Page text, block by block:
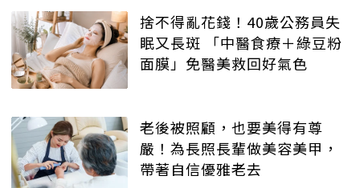
捨不得亂花錢！40歲公務員失
眠又長斑 「中醫食療＋綠豆粉
面膜」免醫美救回好氣色
老後被照顧，也要美得有尊
嚴！為長照長輩做美容美甲，
帶著自信優雅老去